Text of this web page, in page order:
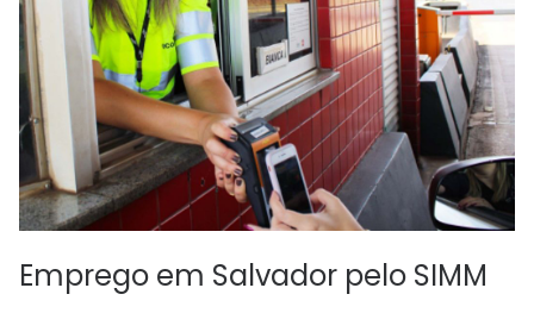
Emprego em Salvador pelo SIMM